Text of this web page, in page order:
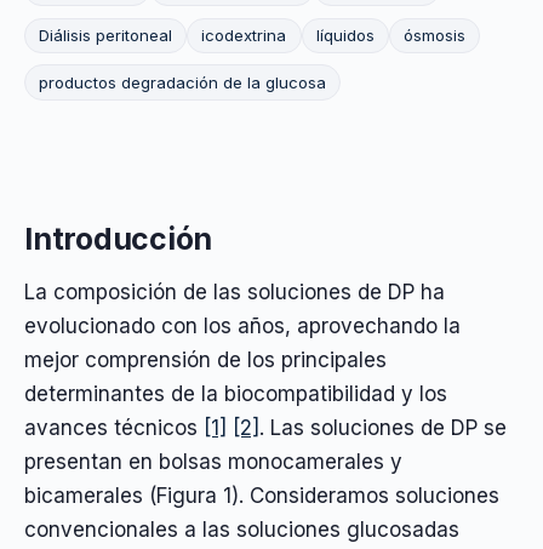
Diálisis peritoneal icodextrina líquidos ósmosis
productos degradación de la glucosa
Introducción
La composición de las soluciones de DP ha
evolucionado con los años, aprovechando la
mejor comprensión de los principales
determinantes de la biocompatibilidad y los
avances técnicos [1] [2] . Las soluciones de DP se
presentan en bolsas monocamerales y
bicamerales (Figura 1). Consideramos soluciones
convencionales a las soluciones glucosadas